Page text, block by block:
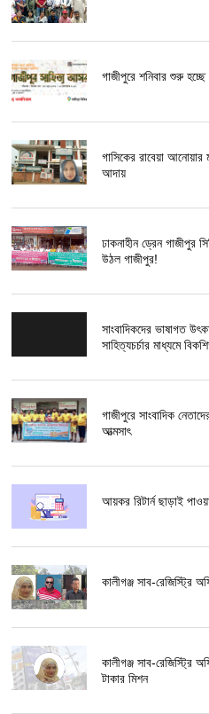
গাজীপুরে শনিবার শুরু
গাসিকের রাবেয়া
আদায়
ঢাকনাহীন ড্রেন গাজীপুর
উঠল গাজীপুর!
সাংবাদিকদের ভাষাগত
সাহিত্যচর্চার মাধ্যমে
গাজীপুরে সাংবাদিক
আত্মসাৎ
আয়কর রিটার্ন ছাড়াই
কালীগঞ্জ সাব-রেজিস্ট্রি
কালীগঞ্জ সাব-রেজিস্ট্রি
টাকার মিশন